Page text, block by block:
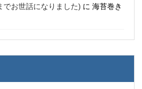
お世話になりました) に 海苔巻き